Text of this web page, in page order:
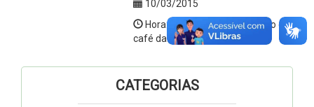
10/03/2015
Hora:das 9h (credenciamento e
café da manhã) às 12h30
CATEGORIAS